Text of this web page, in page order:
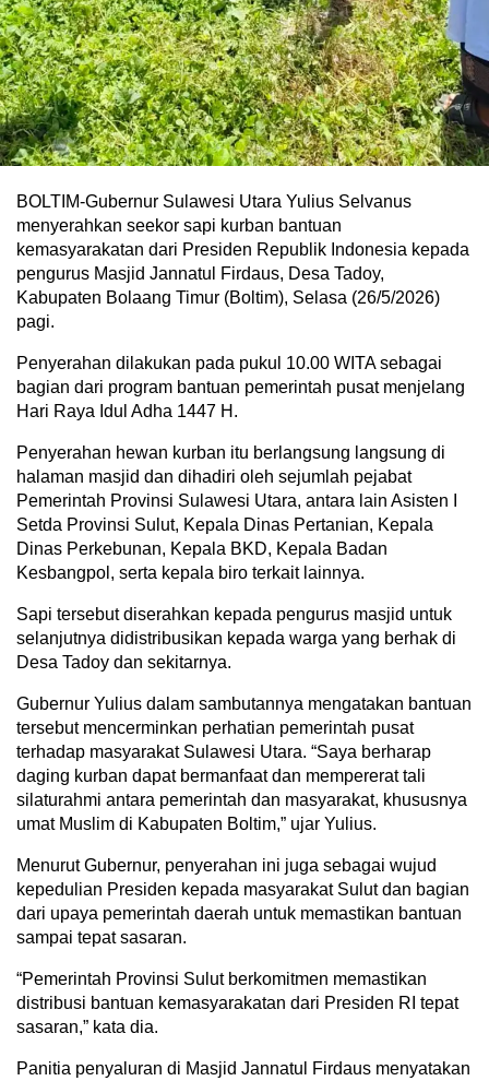
BOLTIM-Gubernur Sulawesi Utara Yulius Selvanus
menyerahkan seekor sapi kurban bantuan
kemasyarakatan dari Presiden Republik Indonesia kepada
pengurus Masjid Jannatul Firdaus, Desa Tadoy,
Kabupaten Bolaang Timur (Boltim), Selasa (26/5/2026)
pagi.
Penyerahan dilakukan pada pukul 10.00 WITA sebagai
bagian dari program bantuan pemerintah pusat menjelang
Hari Raya Idul Adha 1447 H.
Penyerahan hewan kurban itu berlangsung langsung di
halaman masjid dan dihadiri oleh sejumlah pejabat
Pemerintah Provinsi Sulawesi Utara, antara lain Asisten I
Setda Provinsi Sulut, Kepala Dinas Pertanian, Kepala
Dinas Perkebunan, Kepala BKD, Kepala Badan
Kesbangpol, serta kepala biro terkait lainnya.
Sapi tersebut diserahkan kepada pengurus masjid untuk
selanjutnya didistribusikan kepada warga yang berhak di
Desa Tadoy dan sekitarnya.
Gubernur Yulius dalam sambutannya mengatakan bantuan
tersebut mencerminkan perhatian pemerintah pusat
terhadap masyarakat Sulawesi Utara. “Saya berharap
daging kurban dapat bermanfaat dan mempererat tali
silaturahmi antara pemerintah dan masyarakat, khususnya
umat Muslim di Kabupaten Boltim,” ujar Yulius.
Menurut Gubernur, penyerahan ini juga sebagai wujud
kepedulian Presiden kepada masyarakat Sulut dan bagian
dari upaya pemerintah daerah untuk memastikan bantuan
sampai tepat sasaran.
“Pemerintah Provinsi Sulut berkomitmen memastikan
distribusi bantuan kemasyarakatan dari Presiden RI tepat
sasaran,” kata dia.
Panitia penyaluran di Masjid Jannatul Firdaus menyatakan